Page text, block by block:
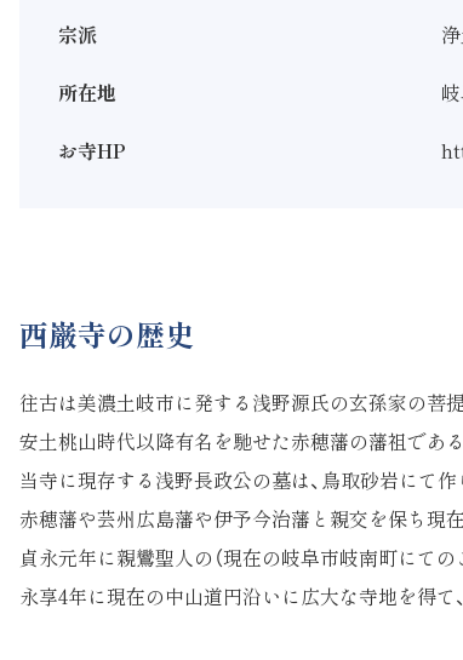
宗派
所在地
お寺HP
西巌寺の歴史
往古は美濃土岐市に発する浅野源氏の玄孫家の菩提
安土桃山時代以降有名を馳せた赤穂藩の藩祖であ
当寺に現存する浅野長政公の墓は、鳥取砂岩にて
赤穂藩や芸州広島藩や伊予今治藩と親交を保ち現
貞永元年に親鸞聖人の（現在の岐阜市岐南町にて
永享4年に現在の中山道円沿いに広大な寺地を得